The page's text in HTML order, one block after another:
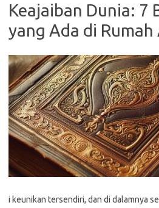
Keajaiban Dunia: 7
yang Ada di Rumah
i keunikan tersendiri, dan di dalamnya